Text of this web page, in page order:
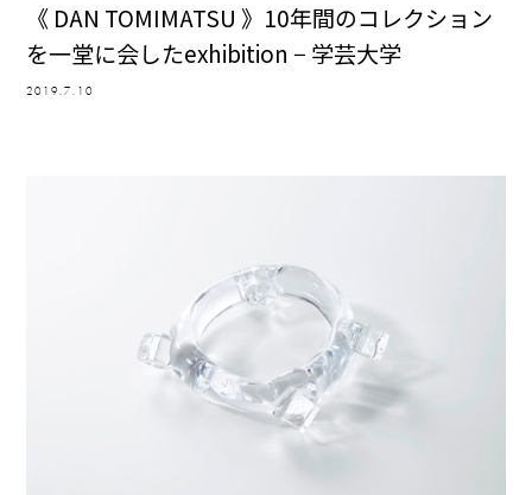
《 DAN TOMIMATSU 》10年間のコレクション
を一堂に会したexhibition − 学芸大学
2019.7.10